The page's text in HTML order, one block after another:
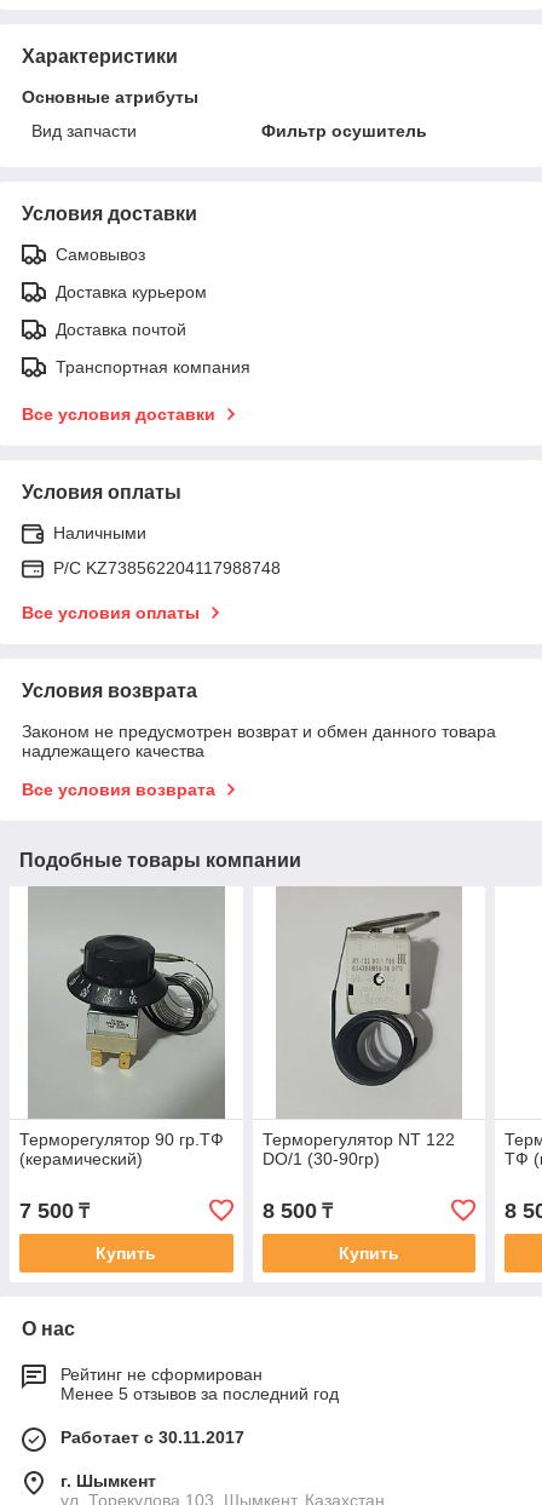
Характеристики
Основные атрибуты
Вид запчасти
Фильтр осушитель
Условия доставки
Самовывоз
Доставка курьером
Доставка почтой
Транспортная компания
Все условия доставки
Условия оплаты
Наличными
Р/C KZ738562204117988748
Все условия оплаты
Условия возврата
Законом не предусмотрен возврат и обмен данного товара
надлежащего качества
Все условия возврата
Подобные товары компании
Терморегулятор 90 гр.ТФ
(керамический)
7 500 ₸
Купить
Терморегулятор NT 122
DO/1 (30-90гр)
8 500₸
Купить
ТФ
8
О нас
Рейтинг не сформирован
Менее 5 отзывов за последний год
Работает с 30.11.2017
г. Шымкент
ул. Торекулова 103, Шымкент, Казахстан